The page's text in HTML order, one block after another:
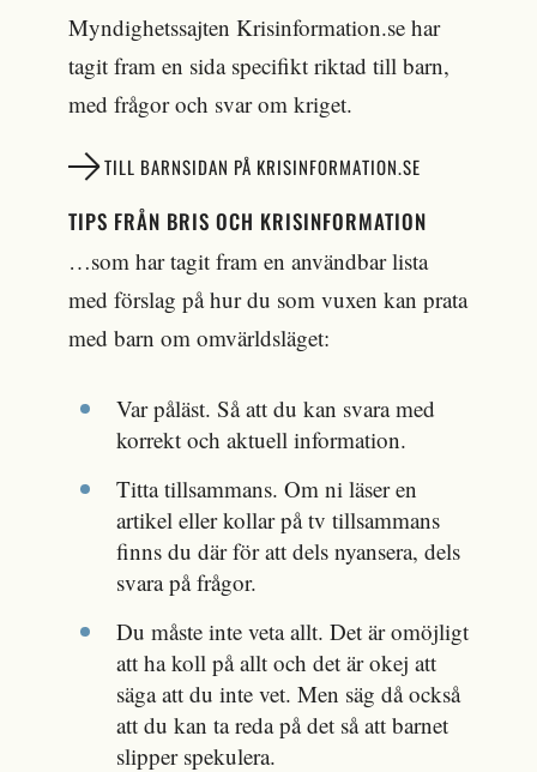
Myndighetssajten Krisinformation.se har
tagit fram en sida specifikt riktad till barn,
med frågor och svar om kriget.
TILL BARNSIDAN PÅ KRISINFORMATION.SE
TIPS FRÅN BRIS OCH KRISINFORMATION
…som har tagit fram en användbar lista
med förslag på hur du som vuxen kan prata
med barn om omvärldsläget:
Var påläst. Så att du kan svara med
korrekt och aktuell information.
Titta tillsammans. Om ni läser en
artikel eller kollar på tv tillsammans
finns du där för att dels nyansera, dels
svara på frågor.
Du måste inte veta allt. Det är omöjligt
att ha koll på allt och det är okej att
säga att du inte vet. Men säg då också
att du kan ta reda på det så att barnet
slipper spekulera.